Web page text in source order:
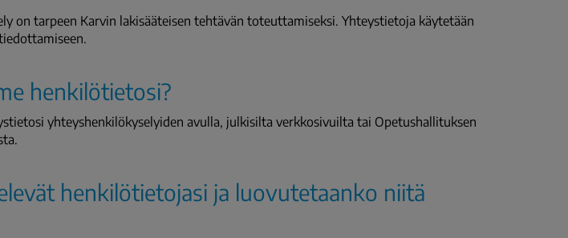
on tarpeen Karvin lakisääteisen tehtävän toteuttamiseksi. Yhteystietoja käytetään
henkilötietosi?
yhteyshenkilökyselyiden avulla, julkisilta verkkosivuilta tai Opetushallituksen
henkilötietojasi ja luovutetaanko niitä